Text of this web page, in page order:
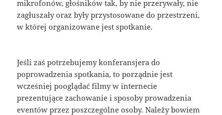
mikrofonów, głośników tak, by nie przerywały, nie
zagłuszały oraz były przystosowane do przestrzeni,
w której organizowane jest spotkanie.
Jeśli zaś potrzebujemy konferansjera do
poprowadzenia spotkania, to porządnie jest
wcześniej pooglądać filmy w internecie
prezentujące zachowanie i sposoby prowadzenia
eventów przez poszczególne osoby. Należy bowiem